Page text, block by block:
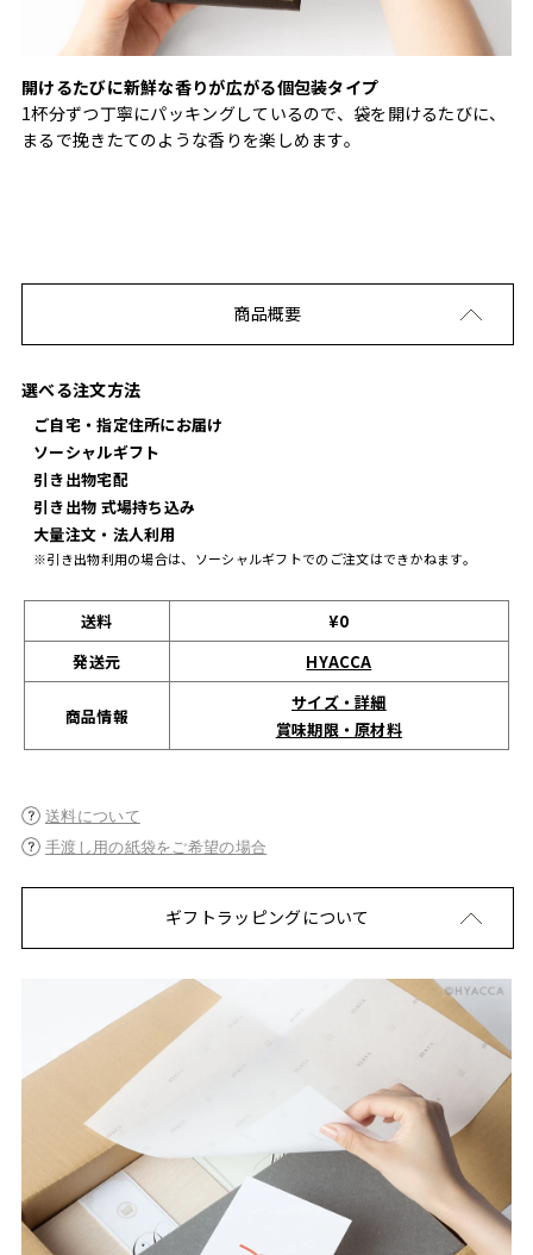
開けるたびに新鮮な香りが広がる個包装タイプ
1杯分ずつ丁寧にパッキングしているので、袋を開けるたびに、
まるで挽きたてのような香りを楽しめます。
商品概要
選べる注文方法
ご自宅・指定住所にお届け
ソーシャルギフト
引き出物宅配
引き出物 式場持ち込み
大量注文・法人利用
※引き出物利用の場合は、ソーシャルギフトでのご注文はできかねます。
送料
¥0
発送元
HYACCA
商品情報
サイズ・詳細
賞味期限・原材料
送料について
手渡し用の紙袋をご希望の場合
ギフトラッピングについて